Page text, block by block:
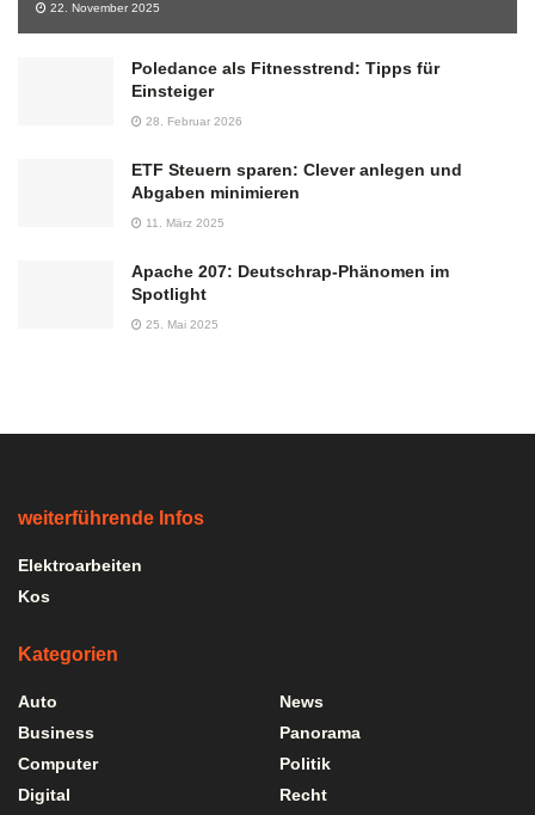
22. November 2025
Poledance als Fitnesstrend: Tipps für
Einsteiger
28. Februar 2026
ETF Steuern sparen: Clever anlegen und
Abgaben minimieren
11. März 2025
Apache 207: Deutschrap-Phänomen im
Spotlight
25. Mai 2025
weiterführende Infos
Elektroarbeiten
Kos
Kategorien
Auto
Business
Computer
Digital
News
Panorama
Politik
Recht